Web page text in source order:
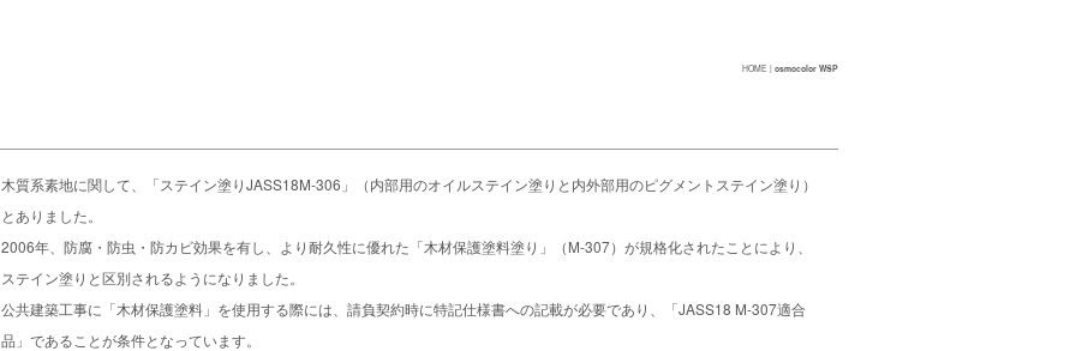
HOME | osmocolor WSP
木質系素地に関して、「ステイン塗りJASS18M-306」（内部用のオイルステイン塗りと内外部用のピグメントステイン塗り）
とありました。
2006年、防腐・防虫・防カビ効果を有し、より耐久性に優れた「木材保護塗料塗り」（M-307）が規格化されたことにより、
ステイン塗りと区別されるようになりました。
公共建築工事に「木材保護塗料」を使用する際には、請負契約時に特記仕様書への記載が必要であり、「JASS18 M-307適合
品」であることが条件となっています。